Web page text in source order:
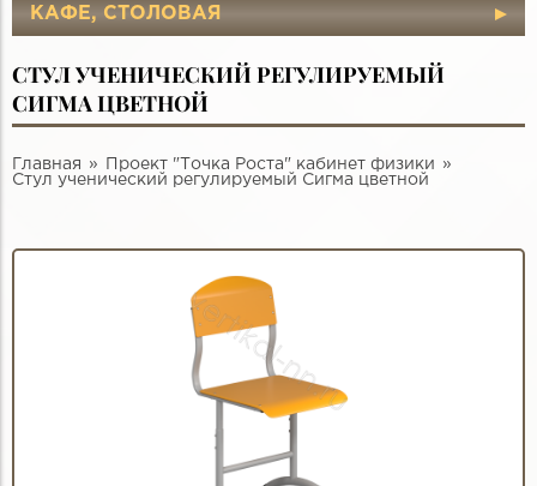
КАФЕ, СТОЛОВАЯ
СТУЛ УЧЕНИЧЕСКИЙ РЕГУЛИРУЕМЫЙ
СИГМА ЦВЕТНОЙ
Главная
Проект "Точка Роста" кабинет физики
Стул ученический регулируемый Сигма цветной